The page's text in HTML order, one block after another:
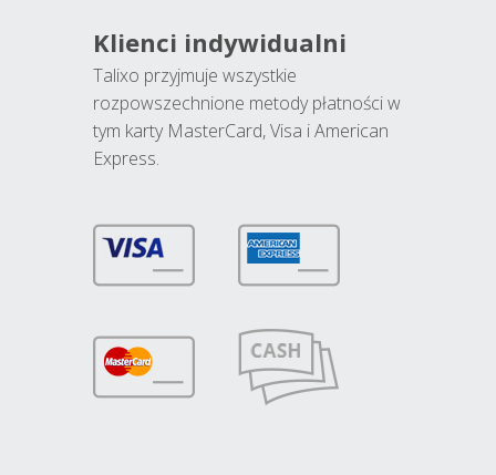
Klienci indywidualni
Talixo przyjmuje wszystkie
rozpowszechnione metody płatności w
tym karty MasterCard, Visa i American
Express.